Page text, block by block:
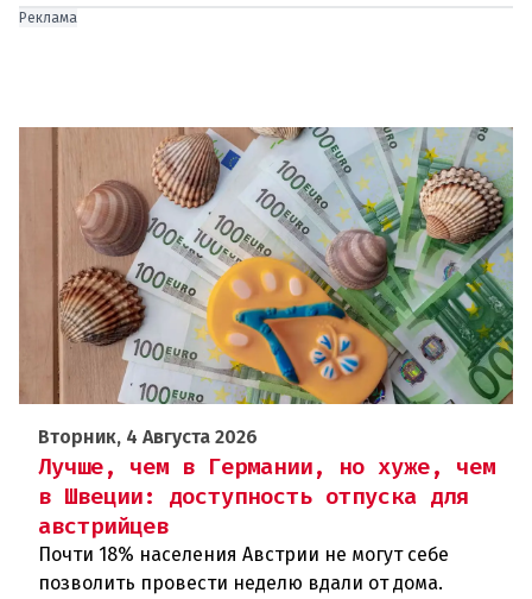
Реклама
Вторник, 4 Августа 2026
Лучше, чем в Германии, но хуже, чем
в Швеции: доступность отпуска для
австрийцев
Почти 18% населения Австрии не могут себе
позволить провести неделю вдали от дома.